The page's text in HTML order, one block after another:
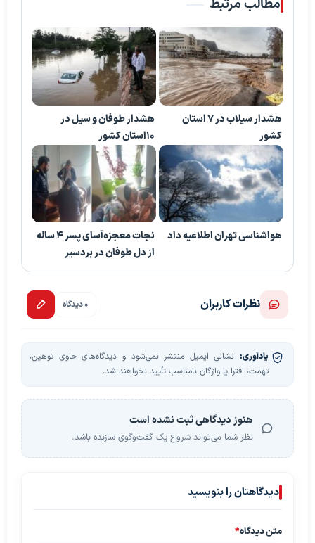
مطالب مرتبط
هشدار سیلاب در 7 استان
کشور
هشدار طوفان و سیل در
10استان کشور
هواشناسی تهران اطلاعیه داد
نجات معجزه‌آسای پسر ۴ ساله
از دل طوفان در بردسیر
نظرات کاربران 0 دیدگاه
یادآوری: نشانی ایمیل منتشر نمی‌شود و دیدگاه‌های حاوی توهین،
تهمت، افترا یا واژگان نامناسب تأیید نخواهند شد.
هنوز دیدگاهی ثبت نشده است
نظر شما می‌تواند شروع یک گفت‌وگوی سازنده باشد.
دیدگاهتان را بنویسید
متن دیدگاه*